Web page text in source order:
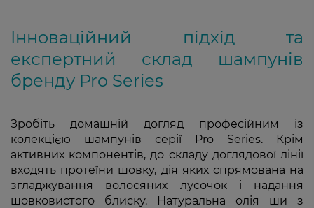
Інноваційний підхід та
експертний склад шампунів
бренду Pro Series
Зробіть домашній догляд професійним із
колекцією шампунів серії Pro Series. Крім
активних компонентів, до складу доглядової лінії
входять протеїни шовку, дія яких спрямована на
згладжування волосяних лусочок і надання
шовковистого блиску. Натуральна олія ши з